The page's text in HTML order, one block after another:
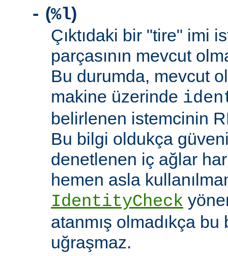
- (%l)
Çıktıdaki bir "tire" imi
parçasının mevcut
Bu durumda, mevcut
makine üzerinde
belirlenen istemcinin
Bu bilgi oldukça
denetlenen iç ağlar
hemen asla
IdentityCheck
atanmış olmadıkça
uğraşmaz.